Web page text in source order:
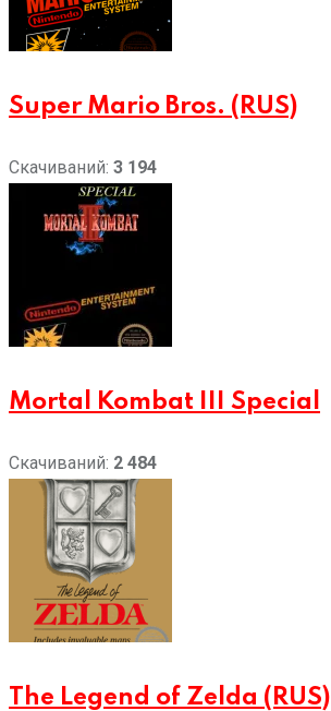
Super Mario Bros. (RUS)
Скачиваний: 3 194
Mortal Kombat III Special
Скачиваний: 2 484
The Legend of Zelda (RUS)